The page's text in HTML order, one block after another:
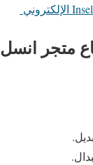
متجر انسل